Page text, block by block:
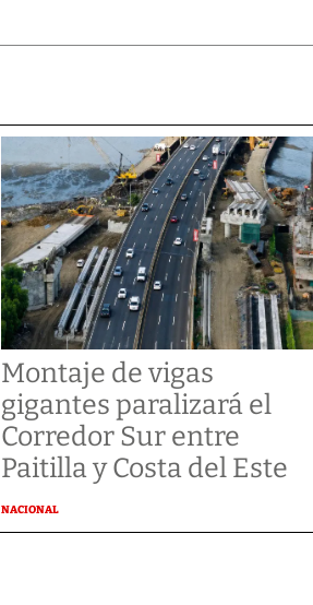
Montaje de vigas
gigantes paralizará el
Corredor Sur entre
Paitilla y Costa del Este
NACIONAL